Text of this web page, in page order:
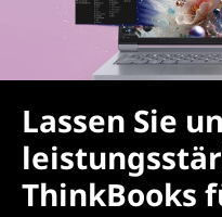
Lassen Sie
ThinkBooks